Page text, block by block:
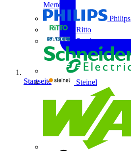
Merten
Philips
Ritto
Sarel
Steinel
Startseite